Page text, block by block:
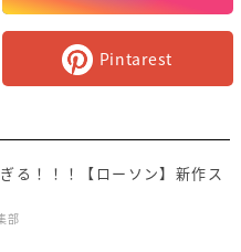
Pintarest
る！！！【ローソン】新作ス
部